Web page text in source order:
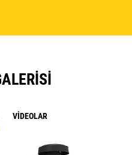
VIDEOLAR